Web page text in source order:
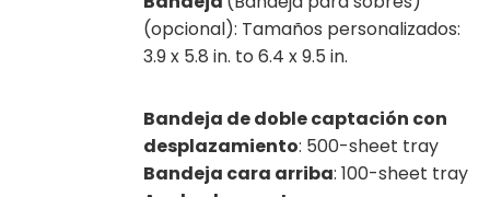
(opcional): Tamaños personalizados:
3.9 x 5.8 in. to 6.4 x 9.5 in.
Bandeja de doble captación con
desplazamiento: 500-sheet tray
Bandeja cara arriba: 100-sheet tray